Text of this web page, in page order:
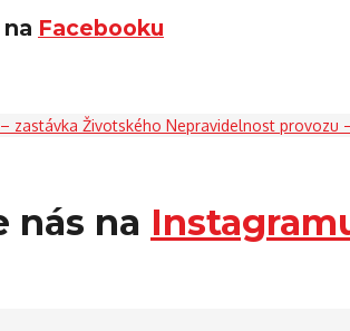
Facebooku
zastávka Životského Nepravidelnost provozu
nás na